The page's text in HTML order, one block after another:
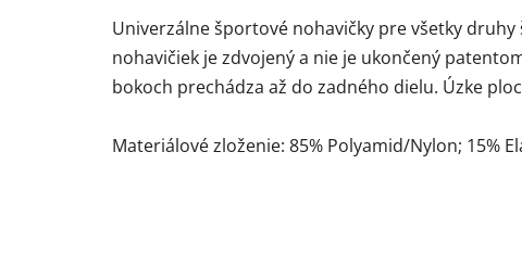
Univerzálne športové nohavičky pre všetky
nohavičiek je zdvojený a nie je ukončený
bokoch prechádza až do zadného dielu. Úzke
Materiálové zloženie: 85% Polyamid/Nylon; 15%